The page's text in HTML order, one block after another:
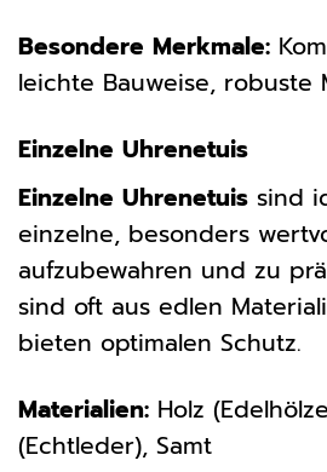
Besondere Merkmale:
leichte Bauweise, robuste
Einzelne Uhrenetuis
Einzelne Uhrenetuis sind
einzelne, besonders
aufzubewahren und zu
sind oft aus edlen
bieten optimalen Schutz.
Materialien: Holz
(Echtleder), Samt